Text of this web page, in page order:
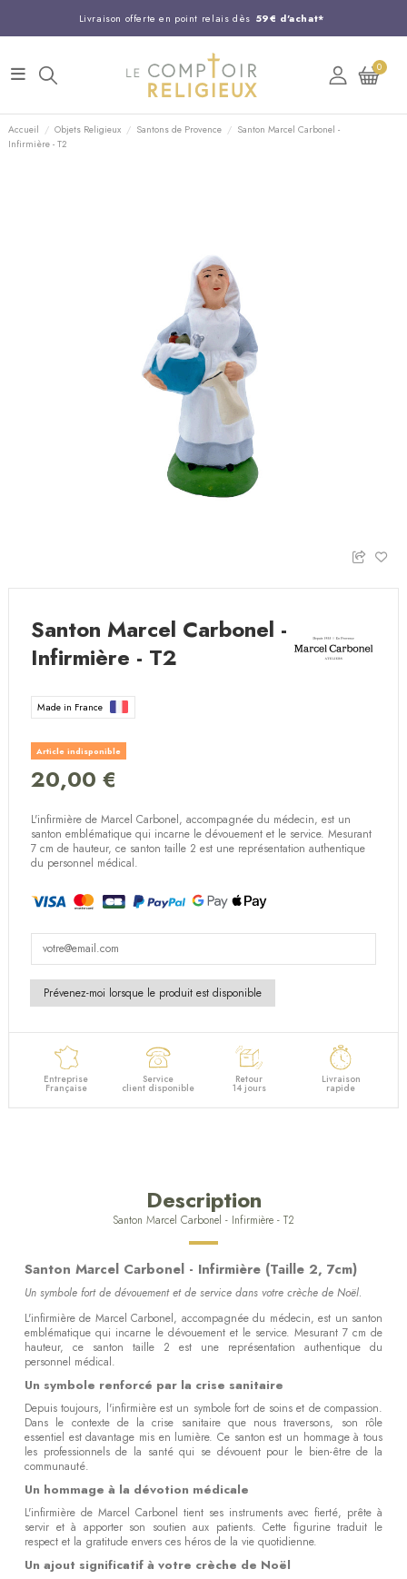
Livraison offerte en point relais dès 59€ d'achat*
Entreprise Française familiale
Support client disponible au 03 20 24 74 15
Commandez avant 14H, expédition le jour même !
0
Accueil Objets Religieux Santons de Provence
Santon Marcel Carbonel -
Infirmière - T2
Santon Marcel Carbonel -
Infirmière - T2
Made in France
Article indisponible
20,00 €
L'infirmière de Marcel Carbonel, accompagnée du médecin, est un
santon emblématique qui incarne le dévouement et le service. Mesurant
7 cm de hauteur, ce santon taille 2 est une représentation authentique
du personnel médical.
Entreprise
Française
Service
client disponible
Retour
14 jours
Livraison
rapide
Description
Santon Marcel Carbonel - Infirmière - T2
Santon Marcel Carbonel - Infirmière (Taille 2, 7cm)
Un symbole fort de dévouement et de service dans votre crèche de Noël.
L'infirmière de Marcel Carbonel, accompagnée du médecin, est un santon
emblématique qui incarne le dévouement et le service. Mesurant 7 cm de
hauteur, ce santon taille 2 est une représentation authentique du
personnel médical.
Un symbole renforcé par la crise sanitaire
Depuis toujours, l'infirmière est un symbole fort de soins et de compassion.
Dans le contexte de la crise sanitaire que nous traversons, son rôle
essentiel est davantage mis en lumière. Ce santon est un hommage à tous
les professionnels de la santé qui se dévouent pour le bien-être de la
communauté.
Un hommage à la dévotion médicale
L'infirmière de Marcel Carbonel tient ses instruments avec fierté, prête à
servir et à apporter son soutien aux patients. Cette figurine traduit le
respect et la gratitude envers ces héros de la vie quotidienne.
Un ajout significatif à votre crèche de Noël